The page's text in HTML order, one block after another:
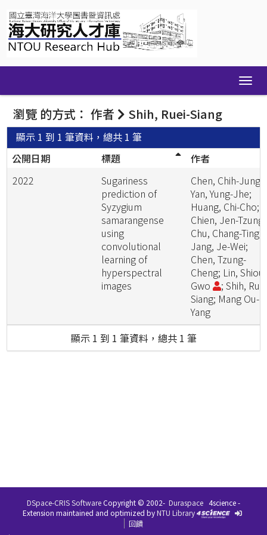
navigation
瀏覽 的方式： 作者 Shih, Ruei-Siang
顯示 1 到 1 筆資料，總共 1 筆
公開日期
標題
作者
2022
Sugariness
prediction of
Syzygium
samarangense
using
convolutional
learning of
hyperspectral
images
Chen, Chih-Jung;
Yan, Yung-Jhe;
Huang, Chi-Cho;
Chien, Jen-Tzung;
Chu, Chang-Ting;
Jang, Je-Wei;
Chen, Tzung-
Cheng; Lin, Shiou-
Gwo
; Shih,
Siang; Mang Ou-
Yang
顯示 1 到 1 筆資料，總共 1 筆
DSpace-CRIS SoftwareCopyright © 2002- Duraspace 4science -
Extension maintained and optimized byNTU Library
回饋